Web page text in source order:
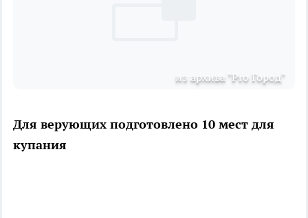
из архива "Pro Город"
Для верующих подготовлено 10 мест для
купания